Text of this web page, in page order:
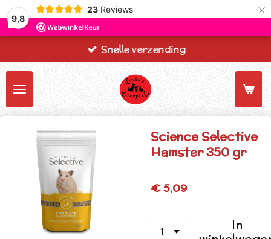
9,8
23 Reviews ×
Snelle verzending
Science Selective
Hamster 350 gr
€ 5,09
In